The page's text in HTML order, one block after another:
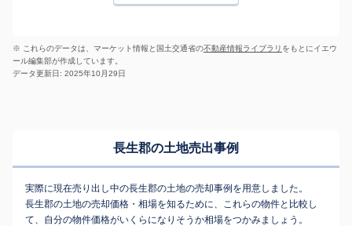
※ これらのデータは、マーケット情報と国土交通省の不動産情報ライブラリ をもとにイエウ
ール編集部が作成しています。
データ更新日: 2025年10月29日
長生郡の土地売出事例
実際に現在売り出し中の長生郡の土地の売却事例を用意しました。
長生郡の土地の売却価格・相場を知るために、これらの物件と比較し
て、自分の物件価格がいくらになりそうか相場をつかみましょう。